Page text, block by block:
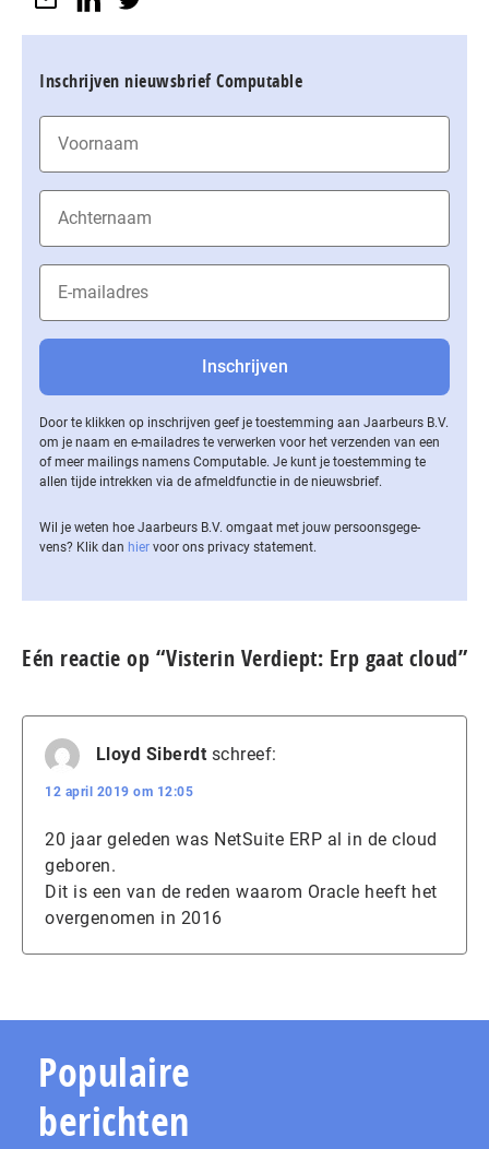
Inschrijven nieuwsbrief Computable
Door te klikken op inschrijven geef je toestemming aan Jaarbeurs B.V.
om je naam en e-mailadres te verwerken voor het verzenden van een
of meer mailings namens Computable. Je kunt je toestemming te
allen tijde intrekken via de af­meld­func­tie in de nieuwsbrief.
Wil je weten hoe Jaarbeurs B.V. omgaat met jouw per­soons­ge­ge­
vens? Klik dan hier voor ons privacy statement.
Eén reactie op “Visterin Verdiept: Erp gaat cloud”
Lloyd Siberdt schreef:
12 april 2019 om 12:05
20 jaar geleden was NetSuite ERP al in de cloud
geboren.
Dit is een van de reden waarom Oracle heeft het
overgenomen in 2016
Populaire
berichten